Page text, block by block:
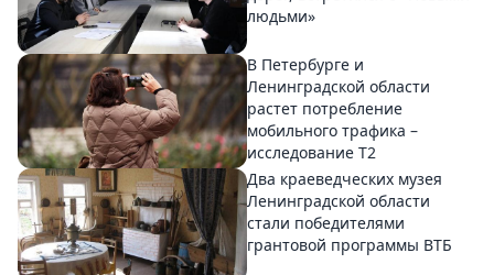
людьми»
В Петербурге и
Ленинградской области
растет потребление
мобильного трафика –
исследование T2
Два краеведческих музея
Ленинградской области
стали победителями
грантовой программы ВТБ